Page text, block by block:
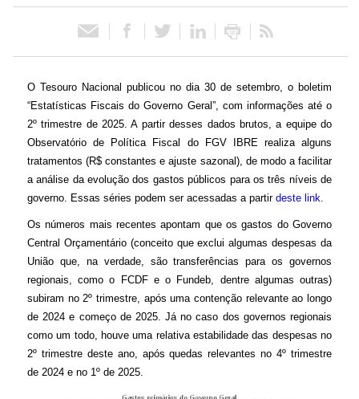
r
i
P
O Tesouro Nacional publicou no dia 30 de setembro, o boletim
“Estatísticas Fiscais do Governo Geral”, com informações até o
2º trimestre de 2025. A partir desses dados brutos, a equipe do
Observatório de Política Fiscal do FGV IBRE realiza alguns
tratamentos (R$ constantes e ajuste sazonal), de modo a facilitar
a análise da evolução dos gastos públicos para os três níveis de
governo. Essas séries podem ser acessadas a partir deste link
Os números mais recentes apontam que os gastos do Governo
Central Orçamentário (conceito que exclui algumas despesas da
União que, na verdade, são transferências para os governos
regionais, como o FCDF e o Fundeb, dentre algumas outras)
subiram no 2º trimestre, após uma contenção relevante ao longo
de 2024 e começo de 2025. Já no caso dos governos regionais
como um todo, houve uma relativa estabilidade das despesas no
2º trimestre deste ano, após quedas relevantes no 4º trimestre
de 2024 e no 1º de 2025.